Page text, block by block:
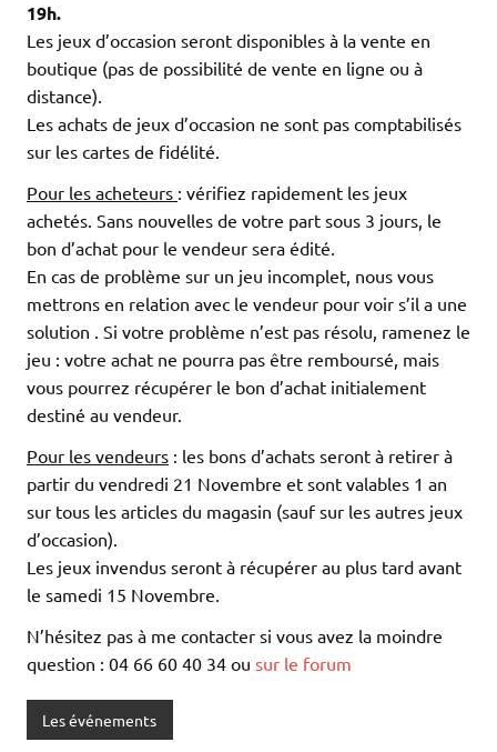
19h.
Les jeux d’occasion seront disponibles à la vente en
boutique (pas de possibilité de vente en ligne ou à
distance).
Les achats de jeux d’occasion ne sont pas comptabilisés
sur les cartes de fidélité.
Pour les acheteurs : vérifiez rapidement les jeux
achetés. Sans nouvelles de votre part sous 3 jours, le
bon d’achat pour le vendeur sera édité.
En cas de problème sur un jeu incomplet, nous vous
mettrons en relation avec le vendeur pour voir s’il a une
solution . Si votre problème n’est pas résolu, ramenez le
jeu : votre achat ne pourra pas être remboursé, mais
vous pourrez récupérer le bon d’achat initialement
destiné au vendeur.
Pour les vendeurs : les bons d’achats seront à retirer à
partir du vendredi 21 Novembre et sont valables 1 an
sur tous les articles du magasin (sauf sur les autres jeux
d’occasion).
Les jeux invendus seront à récupérer au plus tard avant
le samedi 15 Novembre.
N’hésitez pas à me contacter si vous avez la moindre
question : 04 66 60 40 34 ou sur le forum
Les événements